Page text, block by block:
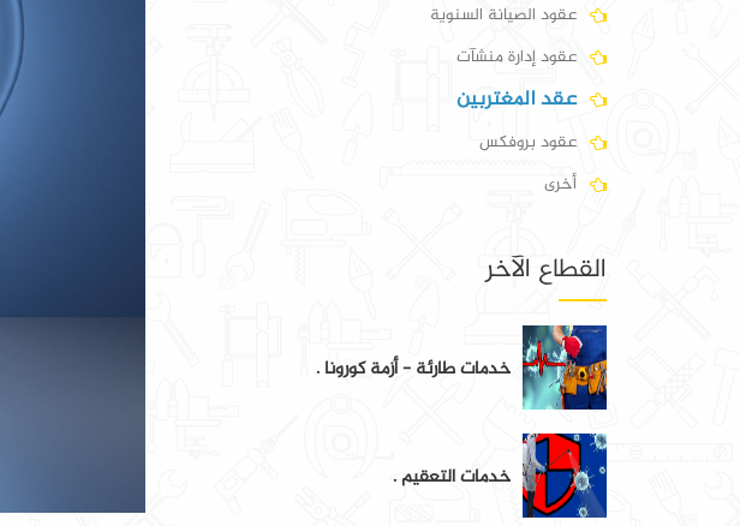
عقود الصيانة السنوية
عقود إدارة منشآت
عقد المغتربين
عقود بروفكس
أخرى
القطاع الآخر
خدمات طارئة - أزمة كورونا .
خدمات التعقيم .